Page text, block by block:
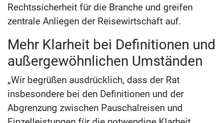
Rechtssicherheit für die Branche und greifen
zentrale Anliegen der Reisewirtschaft auf.
Mehr Klarheit bei Definitionen und
außergewöhnlichen Umständen
„Wir begrüßen ausdrücklich, dass der Rat
insbesondere bei den Definitionen und der
Abgrenzung zwischen Pauschalreisen und